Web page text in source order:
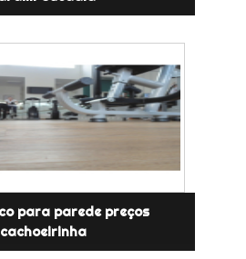
para parede preços
cachoeirinha